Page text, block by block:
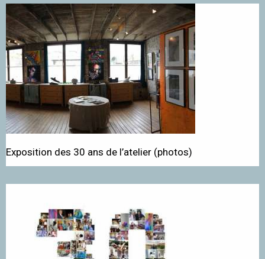
Exposition des 30 ans de l’atelier (photos)